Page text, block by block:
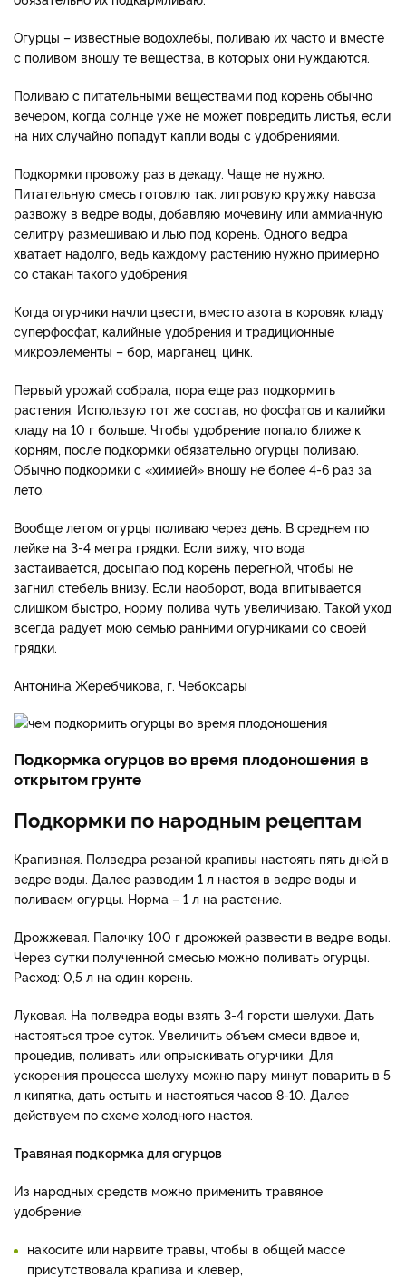
Огурцы – известные водохлебы, поливаю их часто и вместе
с поливом вношу те вещества, в которых они нуждаются.
Поливаю с питательными веществами под корень обычно
вечером, когда солнце уже не может повредить листья, если
на них случайно попадут капли воды с удобрениями.
Подкормки провожу раз в декаду. Чаще не нужно.
Питательную смесь готовлю так: литровую кружку навоза
развожу в ведре воды, добавляю мочевину или аммиачную
селитру размешиваю и лью под корень. Одного ведра
хватает надолго, ведь каждому растению нужно примерно
со стакан такого удобрения.
Когда огурчики начли цвести, вместо азота в коровяк кладу
суперфосфат, калийные удобрения и традиционные
микроэлементы – бор, марганец, цинк.
Первый урожай собрала, пора еще раз подкормить
растения. Использую тот же состав, но фосфатов и калийки
кладу на 10 г больше. Чтобы удобрение попало ближе к
корням, после подкормки обязательно огурцы поливаю.
Обычно подкормки с «химией» вношу не более 4-6 раз за
лето.
Вообще летом огурцы поливаю через день. В среднем по
лейке на 3-4 метра грядки. Если вижу, что вода
застаивается, досыпаю под корень перегной, чтобы не
загнил стебель внизу. Если наоборот, вода впитывается
слишком быстро, норму полива чуть увеличиваю. Такой уход
всегда радует мою семью ранними огурчиками со своей
грядки.
Антонина Жеребчикова, г. Чебоксары
Подкормка огурцов во время плодоношения в
открытом грунте
Подкормки по народным рецептам
Крапивная. Полведра резаной крапивы настоять пять дней в
ведре воды. Далее разводим 1 л настоя в ведре воды и
поливаем огурцы. Норма – 1 л на растение.
Дрожжевая. Палочку 100 г дрожжей развести в ведре воды.
Через сутки полученной смесью можно поливать огурцы.
Расход: 0,5 л на один корень.
Луковая. На полведра воды взять 3-4 горсти шелухи. Дать
настояться трое суток. Увеличить объем смеси вдвое и,
процедив, поливать или опрыскивать огурчики. Для
ускорения процесса шелуху можно пару минут поварить в 5
л кипятка, дать остыть и настояться часов 8-10. Далее
действуем по схеме холодного настоя.
Травяная подкормка для огурцов
Из народных средств можно применить травяное
удобрение:
накосите или нарвите травы, чтобы в общей массе
присутствовала крапива и клевер,